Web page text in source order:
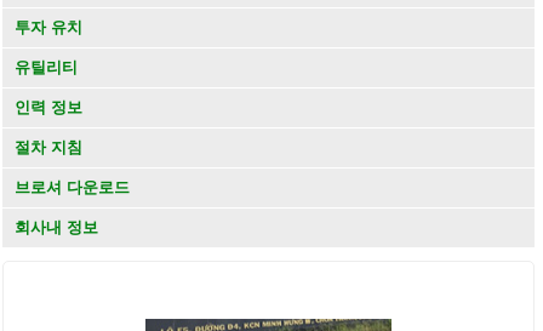
투자 유치
유틸리티
인력 정보
절차 지침
브로셔 다운로드
회사내 정보